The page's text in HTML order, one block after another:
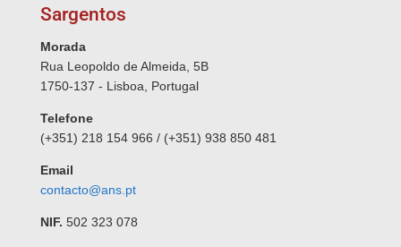
Sargentos
Morada
Rua Leopoldo de Almeida, 5B
1750-137 - Lisboa, Portugal
Telefone
(+351) 218 154 966 / (+351) 938 850 481
Email
contacto@ans.pt
NIF. 502 323 078